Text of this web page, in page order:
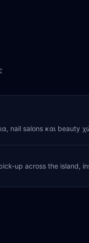
nail salons και beauty
up across the island,